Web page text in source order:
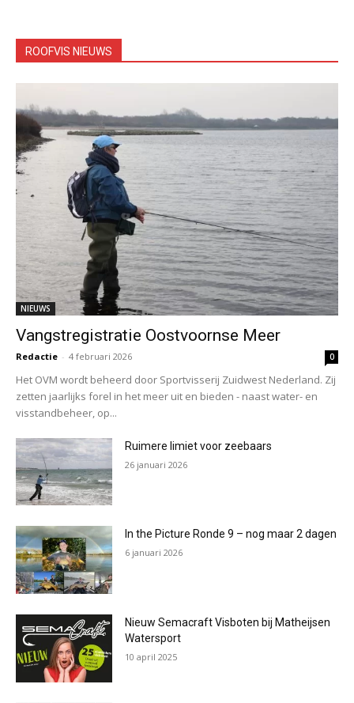
ROOFVIS NIEUWS
NIEUWS
Vangstregistratie Oostvoornse Meer
Redactie - 4 februari 2026 0
Het OVM wordt beheerd door Sportvisserij Zuidwest Nederland. Zij
zetten jaarlijks forel in het meer uit en bieden - naast water- en
visstandbeheer, op...
Ruimere limiet voor zeebaars
26 januari 2026
In the Picture Ronde 9 – nog maar 2 dagen
6 januari 2026
Nieuw Semacraft Visboten bij Matheijsen
Watersport
10 april 2025